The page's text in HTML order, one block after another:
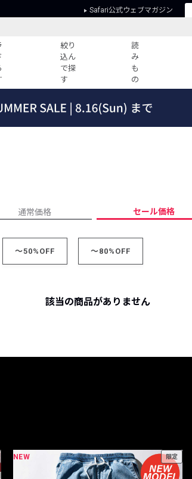
Safari公式ウェブマガジン
絞り
込ん
で探
す
読
み
も
の
事
ランキング
リーコーデ
プライバシーポリシー
通常価格 セール価格
～50%OFF ～80%OFF
該当の商品がありません
NEW 限定